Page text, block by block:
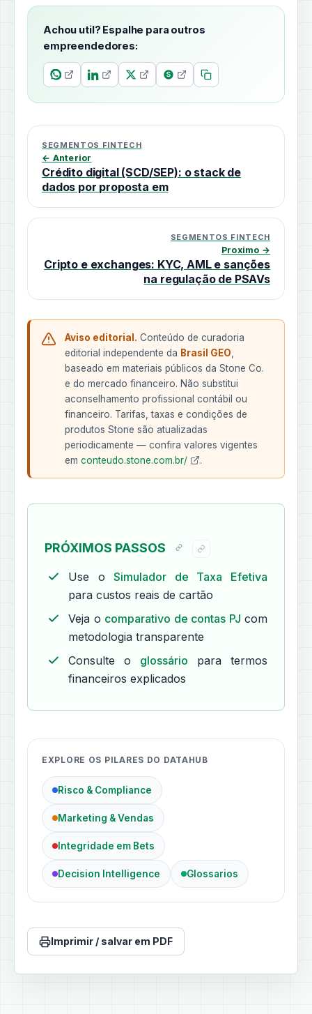
Achou util? Espalhe para outros
empreendedores:
SEGMENTOS FINTECH
← Anterior
Crédito digital (SCD/SEP): o stack de
dados por proposta em
SEGMENTOS FINTECH
Proximo →
Cripto e exchanges: KYC, AML e sanções
na regulação de PSAVs
Aviso editorial. Conteúdo de curadoria
editorial independente da Brasil GEO,
baseado em materiais públicos da Stone Co.
e do mercado financeiro. Não substitui
aconselhamento profissional contábil ou
financeiro. Tarifas, taxas e condições de
produtos Stone são atualizadas
periodicamente — confira valores vigentes
em conteudo.stone.com.br/ .
PRÓXIMOS PASSOS
Use oSimulador de Taxa Efetiva
para custos reais de cartão
Veja o comparativo de contas PJ com
metodologia transparente
Consulte o glossário para termos
financeiros explicados
EXPLORE OS PILARES DO DATAHUB
Risco & Compliance
Marketing & Vendas
Integridade em Bets
Decision Intelligence Glossarios
Imprimir / salvar em PDF